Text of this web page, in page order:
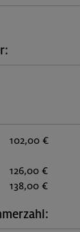
102,00 €
126,00 €
138,00 €